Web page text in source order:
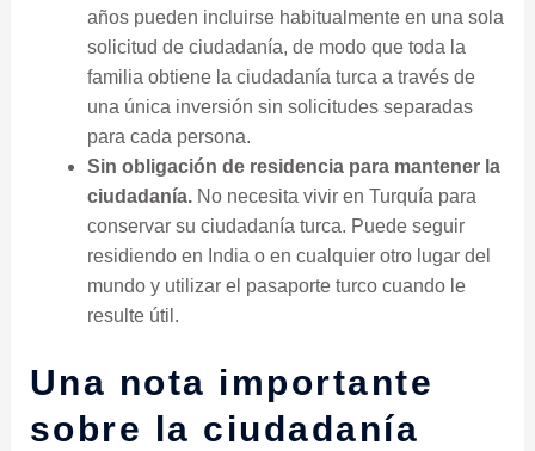
años pueden incluirse habitualmente en una sola
solicitud de ciudadanía, de modo que toda la
familia obtiene la ciudadanía turca a través de
una única inversión sin solicitudes separadas
para cada persona.
Sin obligación de residencia para mantener la
ciudadanía.No necesita vivir en Turquía para
conservar su ciudadanía turca. Puede seguir
residiendo en India o en cualquier otro lugar del
mundo y utilizar el pasaporte turco cuando le
resulte útil.
Una nota importante
sobre la ciudadanía